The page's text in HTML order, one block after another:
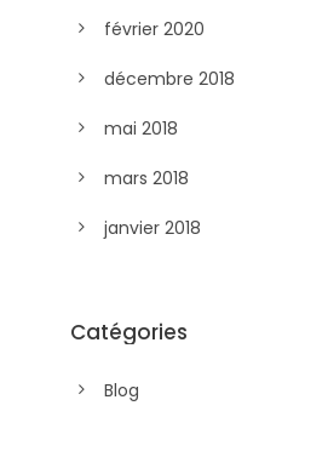
février 2020
décembre 2018
mai 2018
mars 2018
janvier 2018
Catégories
Blog